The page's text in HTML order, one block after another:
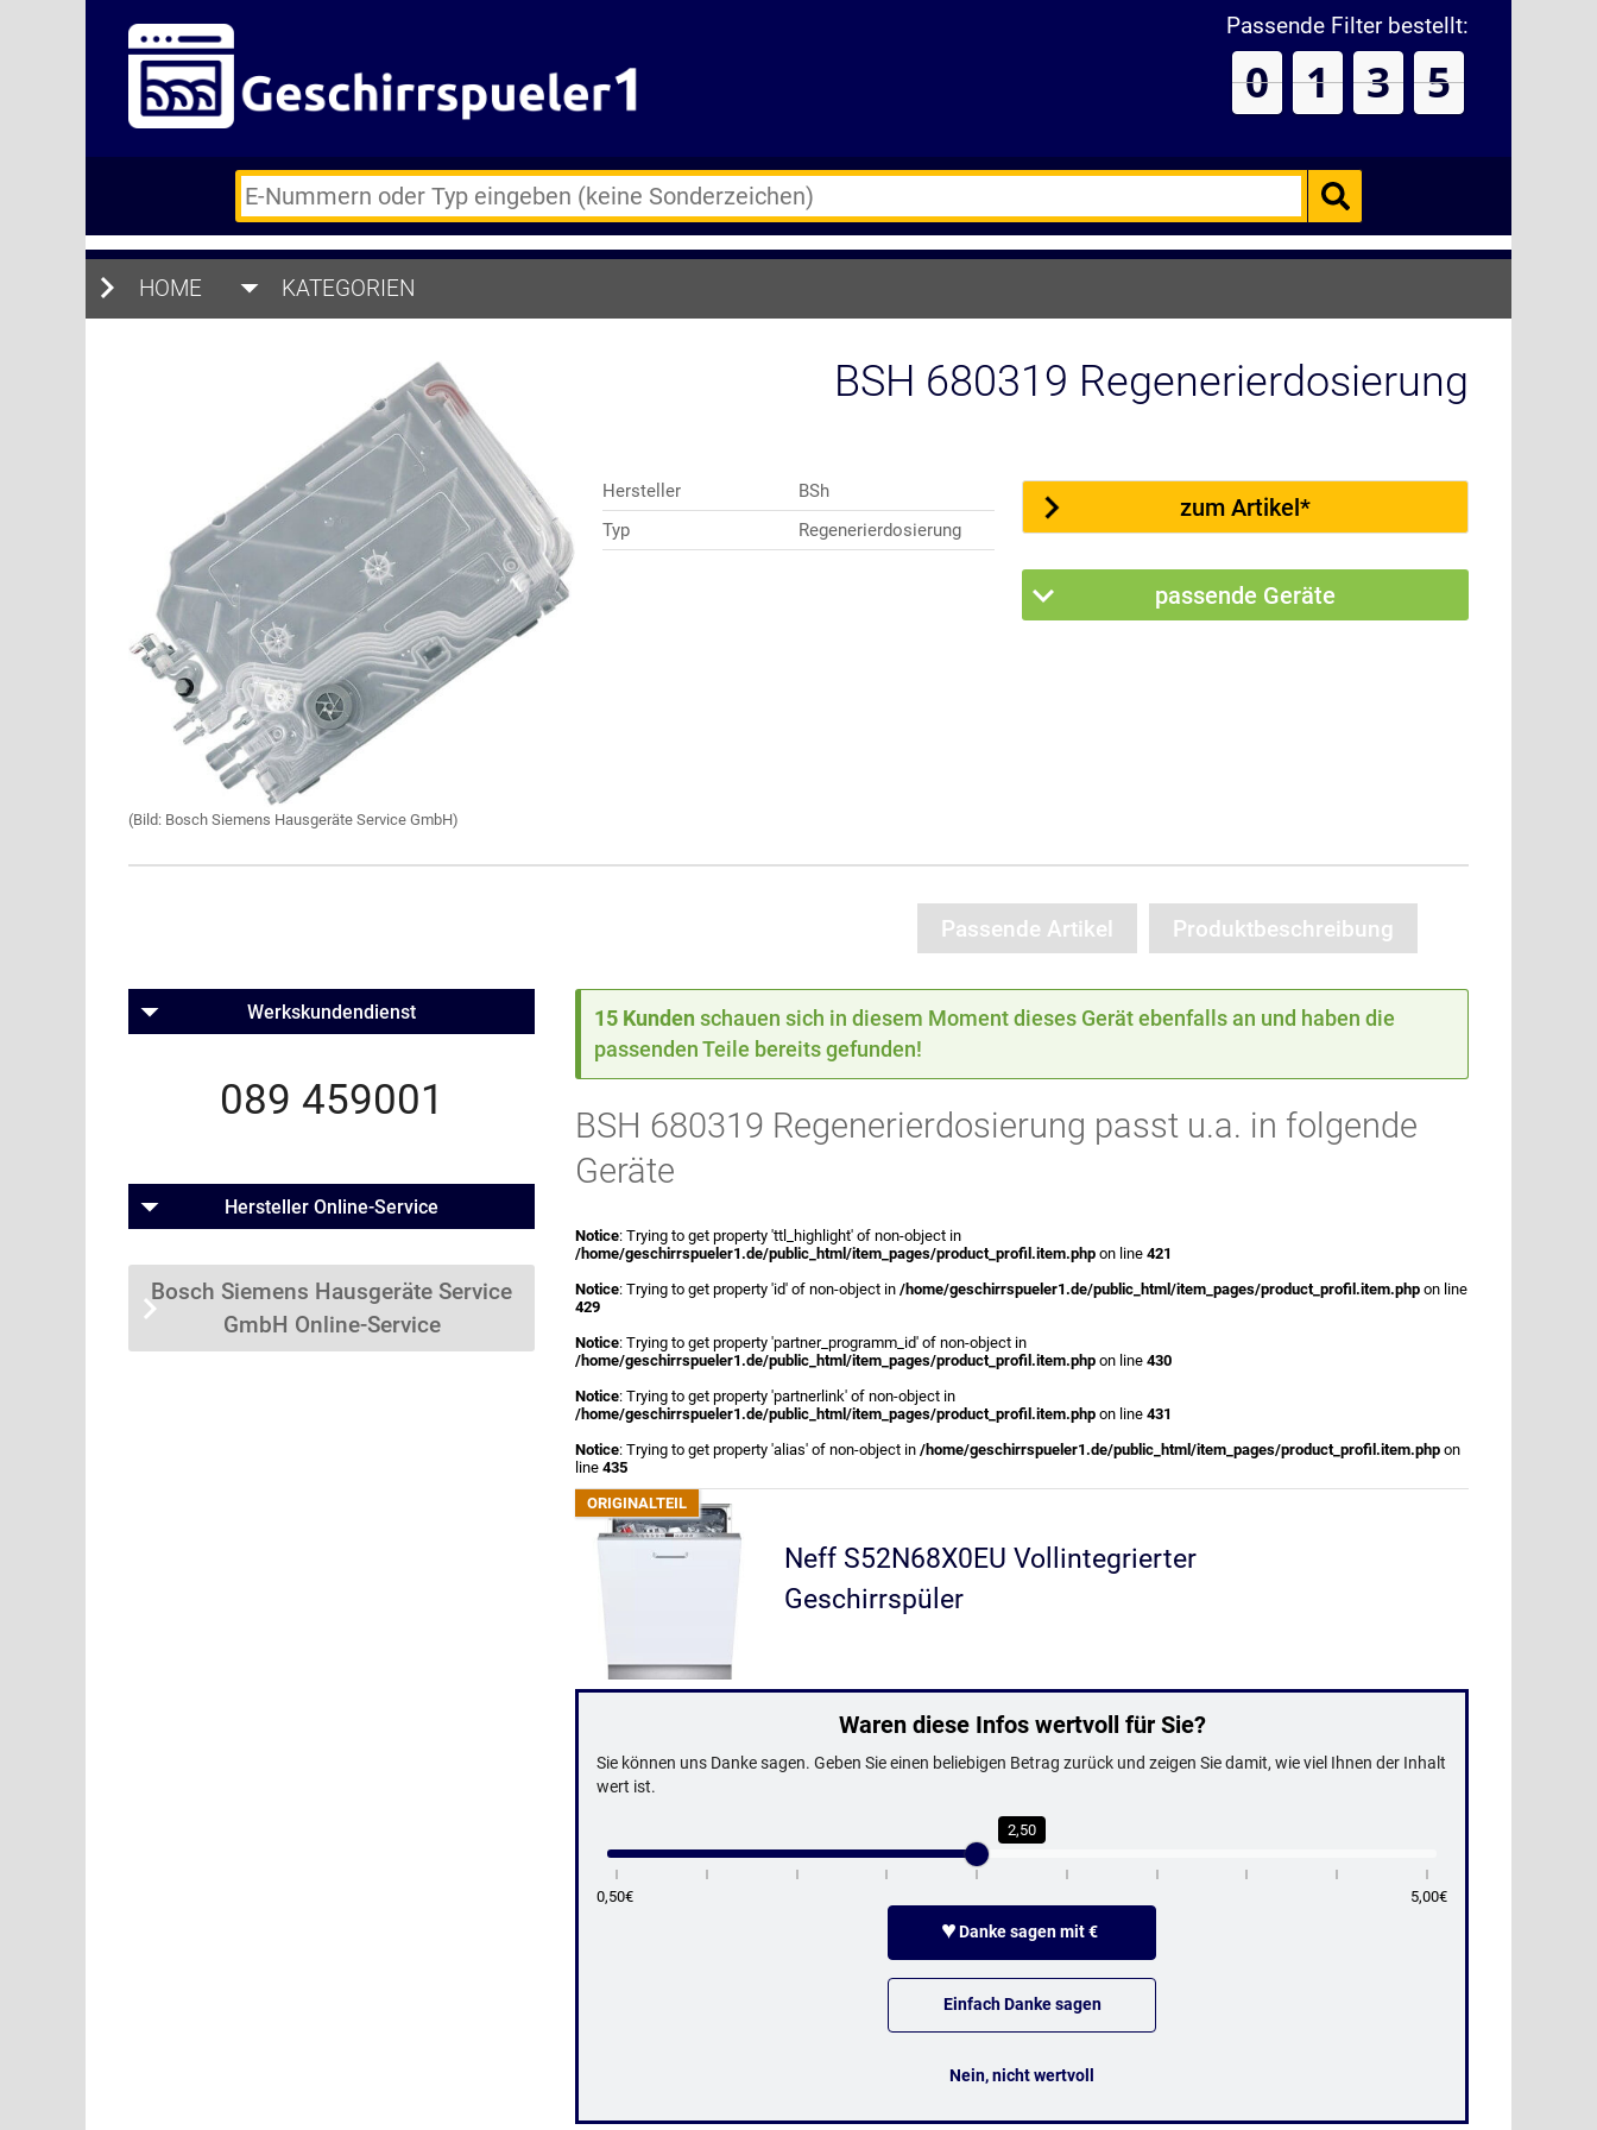
Passende Filter bestellt:
0 1 3 5
E-
des
oder
Zubehörs
(keine
HOME KATEGORIEN
(Bild: Bosch Siemens Hausgeräte Service GmbH)
BSH 680319 Regenerierdosierung
Hersteller
BSh
Typ
Regenerierdosierung
zum Artikel*
passende Geräte
Passende Artikel Produktbeschreibung
15 Kunden schauen sich in diesem Moment dieses Gerät ebenfalls an und haben die
passenden Teile bereits gefunden!
BSH 680319 Regenerierdosierung passt u.a. in folgende
Geräte
Notice: Trying to get property 'ttl_highlight' of non-object in
/home/geschirrspueler1.de/public_html/item_pages/product_profil.item.php on line421
Notice: Trying to get property 'id' of non-object in/home/geschirrspueler1.de/public_html/item_pages/product_profil.item.php on line
429
Notice: Trying to get property 'partner_programm_id' of non-object in
/home/geschirrspueler1.de/public_html/item_pages/product_profil.item.php on line430
Notice: Trying to get property 'partnerlink' of non-object in
/home/geschirrspueler1.de/public_html/item_pages/product_profil.item.php on line431
Notice: Trying to get property 'alias' of non-object in/home/geschirrspueler1.de/public_html/item_pages/product_profil.item.php on
line435
Neff S52N68X0EU Vollintegrierter
Geschirrspüler
Waren diese Infos wertvoll für Sie?
Sie können uns Danke sagen. Geben Sie einen beliebigen Betrag zurück und zeigen Sie damit, wie viel Ihnen der Inhalt
wert ist.
2,50
0,50€ 5,00€
♥Danke sagen mit €
Einfach Danke sagen
Nein, nicht wertvoll
Werkskundendienst
089 459001
Hersteller Online-Service
Bosch Siemens Hausgeräte Service
GmbH Online-Service